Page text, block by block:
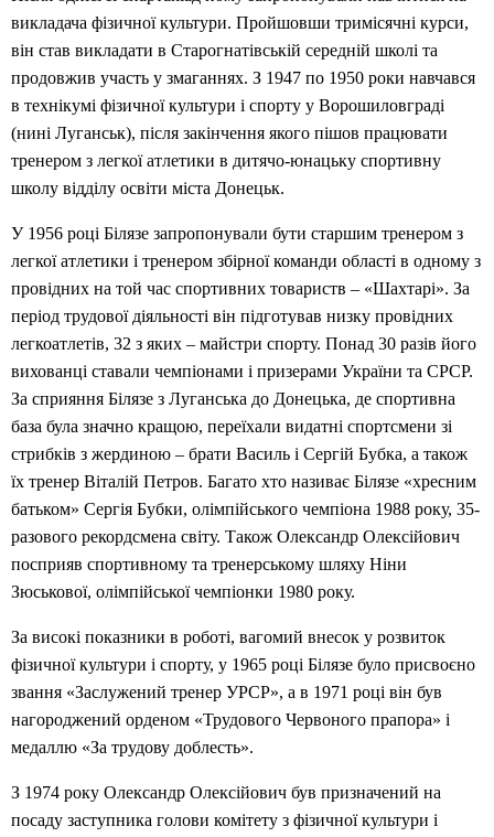
викладача фізичної культури. Пройшовши тримісячні курси,
він став викладати в Старогнатівській середній школі та
продовжив участь у змаганнях. З 1947 по 1950 роки навчався
в технікумі фізичної культури і спорту у Ворошиловграді
(нині Луганськ), після закінчення якого пішов працювати
тренером з легкої атлетики в дитячо-юнацьку спортивну
школу відділу освіти міста Донецьк.
У 1956 році Білязе запропонували бути старшим тренером з
легкої атлетики і тренером збірної команди області в одному з
провідних на той час спортивних товариств – «Шахтарі». За
період трудової діяльності він підготував низку провідних
легкоатлетів, 32 з яких – майстри спорту. Понад 30 разів його
вихованці ставали чемпіонами і призерами України та СРСР.
За сприяння Білязе з Луганська до Донецька, де спортивна
база була значно кращою, переїхали видатні спортсмени зі
стрибків з жердиною – брати Василь і Сергій Бубка, а також
їх тренер Віталій Петров. Багато хто називає Білязе «хресним
батьком» Сергія Бубки, олімпійського чемпіона 1988 року, 35-
разового рекордсмена світу. Також Олександр Олексійович
посприяв спортивному та тренерському шляху Ніни
Зюськової, олімпійської чемпіонки 1980 року.
За високі показники в роботі, вагомий внесок у розвиток
фізичної культури і спорту, у 1965 році Білязе було присвоєно
звання «Заслужений тренер УРСР», а в 1971 році він був
нагороджений орденом «Трудового Червоного прапора» і
медаллю «За трудову доблесть».
З 1974 року Олександр Олексійович був призначений на
посаду заступника голови комітету з фізичної культури і